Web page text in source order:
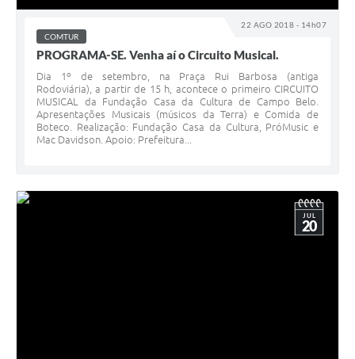
22 AGO 2018 - 14h07
COMTUR
PROGRAMA-SE. Venha aí o Circuito Musical.
Dia 1º de setembro, na Praça Rui Barbosa (antiga
Rodoviária), a partir de 15 h, acontece o primeiro CIRCUITO
MUSICAL da Fundação Casa da Cultura de Campo Belo.
Apresentações Musicais (músicos da Terra) e Comida de
Boteco. Realização: Fundação Casa da Cultura, PróMusic e
Mac Davidson. Apoio: Prefeitura...
JUL
20